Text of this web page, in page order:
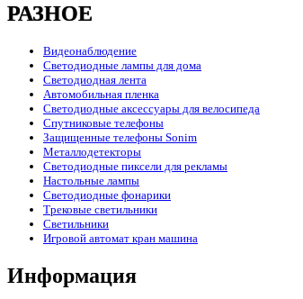
РАЗНОЕ
Видеонаблюдение
Светодиодные лампы для дома
Светодиодная лента
Автомобильная пленка
Светодиодные аксессуары для велосипеда
Спутниковые телефоны
Защищенные телефоны Sonim
Металлодетекторы
Светодиодные пиксели для рекламы
Настольные лампы
Светодиодные фонарики
Трековые светильники
Светильники
Игровой автомат кран машина
Информация